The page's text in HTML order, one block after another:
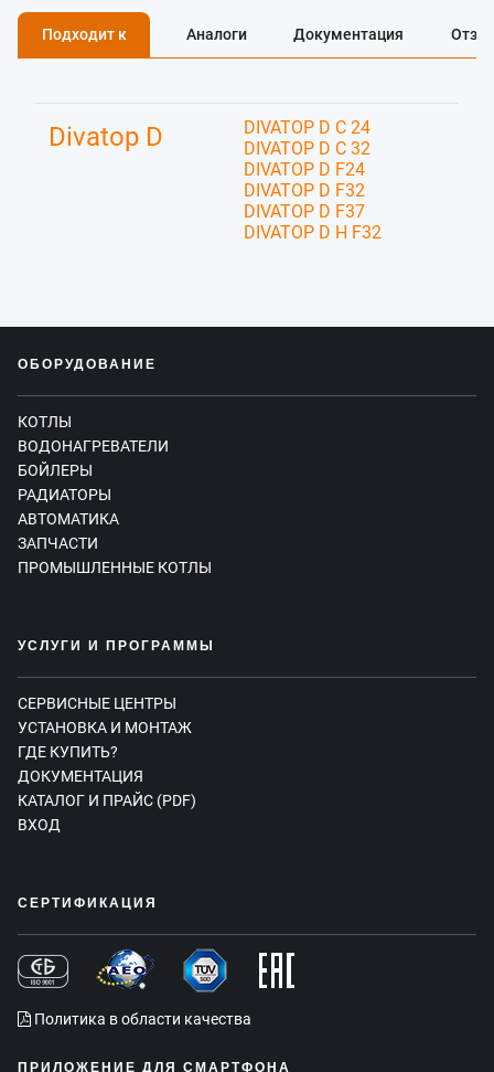
Подходит к Аналоги Документация
Divatop D
DIVATOP D C 24
DIVATOP D C 32
DIVATOP D F24
DIVATOP D F32
DIVATOP D F37
DIVATOP D H F32
ОБОРУДОВАНИЕ
КОТЛЫ
ВОДОНАГРЕВАТЕЛИ
БОЙЛЕРЫ
РАДИАТОРЫ
АВТОМАТИКА
ЗАПЧАСТИ
ПРОМЫШЛЕННЫЕ КОТЛЫ
УСЛУГИ И ПРОГРАММЫ
СЕРВИСНЫЕ ЦЕНТРЫ
УСТАНОВКА И МОНТАЖ
ГДЕ КУПИТЬ?
ДОКУМЕНТАЦИЯ
КАТАЛОГ И ПРАЙС (PDF)
ВХОД
СЕРТИФИКАЦИЯ
Политика в области качества
ПРИЛОЖЕНИЕ ДЛЯ СМАРТФОНА